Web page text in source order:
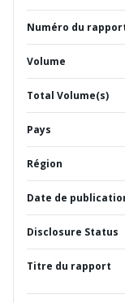
Numéro du
Volume
Total Volume(s)
Pays
Région
Date de
Disclosure Status
Titre du rapport